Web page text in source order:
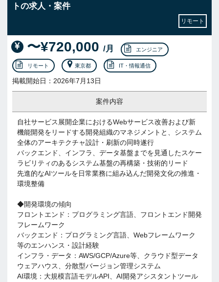
トの求人・案件
リモート
〜¥720,000 /月 エンジニア
リモート 東京都 IT・情報通信
掲載開始日：2026年7月13日
案件内容
自社サービス展開企業におけるWebサービス改善および新
機能開発をリードする開発組織のマネジメントと、システム
全体のアーキテクチャ設計・刷新の同時遂行
バックエンド、インフラ、データ基盤までを見通したスケー
ラビリティのあるシステム基盤の再構築・技術的リード
先進的なAIツールを日常業務に組み込んだ開発文化の推進・
環境整備
◆開発環境の傾向
フロントエンド：プログラミング言語、フロントエンド開発
フレームワーク
バックエンド：プログラミング言語、Webフレームワーク
等のエンハンス・設計経験
インフラ・データ：AWS/GCP/Azure等、クラウド型データ
ウェアハウス、分散型バージョン管理システム
AI環境：大規模言語モデルAPI、AI開発アシスタントツール